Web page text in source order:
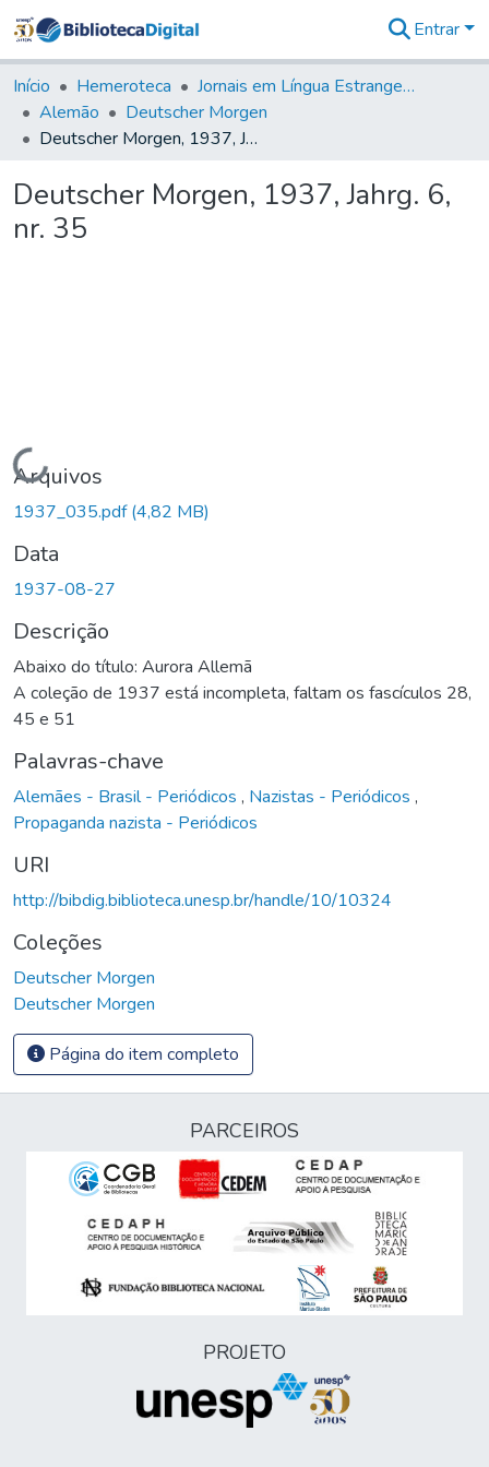
&
Coleções
Tudo na
Biblioteca
Estatísticas
Entrar
Início Hemeroteca
Jornais em Língua Estrangeira
Alemão
Deutscher Morgen
Deutscher Morgen, 1937, Jahrg. 6, nr. 35
Deutscher Morgen, 1937, Jahrg. 6,
nr. 35
Carregando...
Arquivos
1937_035.pdf(4,82 MB)
Data
1937-08-27
Descrição
Abaixo do título: Aurora Allemã
A coleção de 1937 está incompleta, faltam os fascículos 28,
45 e 51
Palavras-chave
Alemães - Brasil - Periódicos , Nazistas - Periódicos ,
Propaganda nazista - Periódicos
URI
http://bibdig.biblioteca.unesp.br/handle/10/10324
Coleções
Deutscher Morgen
Deutscher Morgen
Página do item completo
PARCEIROS
PROJETO